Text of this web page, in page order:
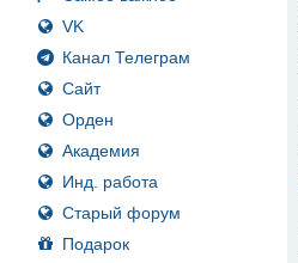
VK
Канал Телеграм
Сайт
Орден
Академия
Инд. работа
Старый форум
Подарок